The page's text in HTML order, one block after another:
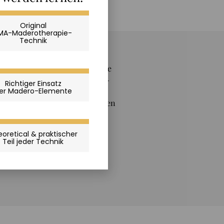
ausbildet! Tauchen Sie in die
Sie ein zertifizierter Madero-
eine Karriere aufbauen
Madero-Therapie-Dozenten
Original
Maderotherapie-
Technik
Richtiger Einsatz
Madero-Elemente
& praktischer
Teil jeder Technik